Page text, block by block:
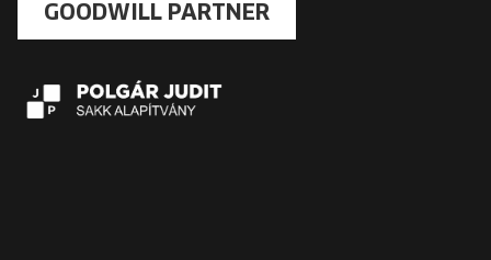
GOODWILL PARTNER